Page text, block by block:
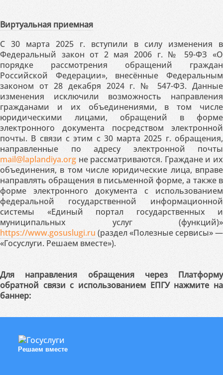
Виртуальная приемная
С 30 марта 2025 г. вступили в силу изменения в
Федеральный закон от 2 мая 2006 г. № 59-ФЗ «О
порядке рассмотрения обращений граждан
Российской Федерации», внесённые Федеральным
законом от 28 декабря 2024 г. № 547-ФЗ. Данные
изменения исключили возможность направления
гражданами и их объединениями, в том числе
юридическими лицами, обращений в форме
электронного документа посредством электронной
почты. В связи с этим с 30 марта 2025 г. обращения,
направленные по адресу электронной почты
mail@laplandiya.org не рассматриваются. Граждане и их
объединения, в том числе юридические лица, вправе
направлять обращения в письменной форме, а также в
форме электронного документа с использованием
федеральной государственной информационной
системы «Единый портал государственных и
муниципальных услуг (функций)»
https://www.gosuslugi.ru (раздел «Полезные сервисы» —
«Госуслуги. Решаем вместе»).
Для направления обращения через Платформу
обратной связи с использованием ЕПГУ нажмите на
баннер:
Решаем вместе